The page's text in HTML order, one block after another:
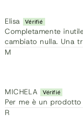
Elisa
Completamente
cambiato nulla. Una
M
MICHELA
Per me è un
R